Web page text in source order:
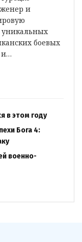
и
уникальных
боевых
и…
в этом году
Бога 4:
военно-